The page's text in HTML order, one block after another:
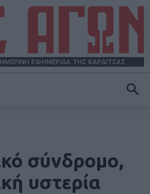
ΕΦΗΜΕΡΙΔΑ ΤΗΣ ΚΑΡΔΙΤΣΑΣ
σύνδρομο,
υστερία